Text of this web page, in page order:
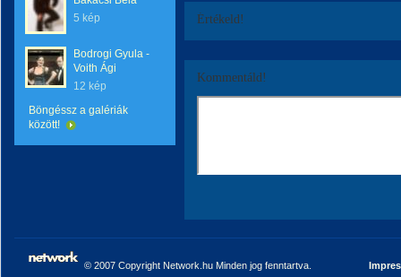
5 kép
Bodrogi Gyula -
Voith Ági
12 kép
Böngéssz a galériák
között!
Értékeld!
Kommentáld!
© 2007 Copyright Network.hu Minden jog fenntartva.